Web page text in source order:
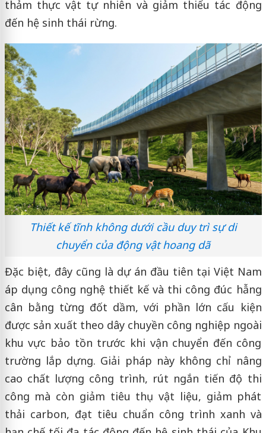
thảm thực vật tự nhiên và giảm thiểu tác động
đến hệ sinh thái rừng.
Thiết kế tĩnh không dưới cầu duy trì sự di
chuyển của động vật hoang dã
Đặc biệt, đây cũng là dự án đầu tiên tại Việt Nam
áp dụng công nghệ thiết kế và thi công đúc hẫng
cân bằng từng đốt dầm, với phần lớn cấu kiện
được sản xuất theo dây chuyền công nghiệp ngoài
khu vực bảo tồn trước khi vận chuyển đến công
trường lắp dựng. Giải pháp này không chỉ nâng
cao chất lượng công trình, rút ngắn tiến độ thi
công mà còn giảm tiêu thụ vật liệu, giảm phát
thải carbon, đạt tiêu chuẩn công trình xanh và